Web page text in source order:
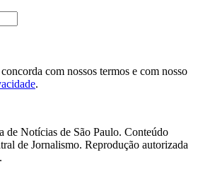
com nossos termos e com nosso
.
de Notícias de São Paulo. Conteúdo
de Jornalismo. Reprodução autorizada